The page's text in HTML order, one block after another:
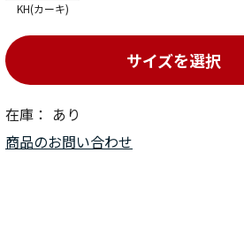
在庫： あり
サイズを選択
KH(カーキ)
商品のお問い合わせ